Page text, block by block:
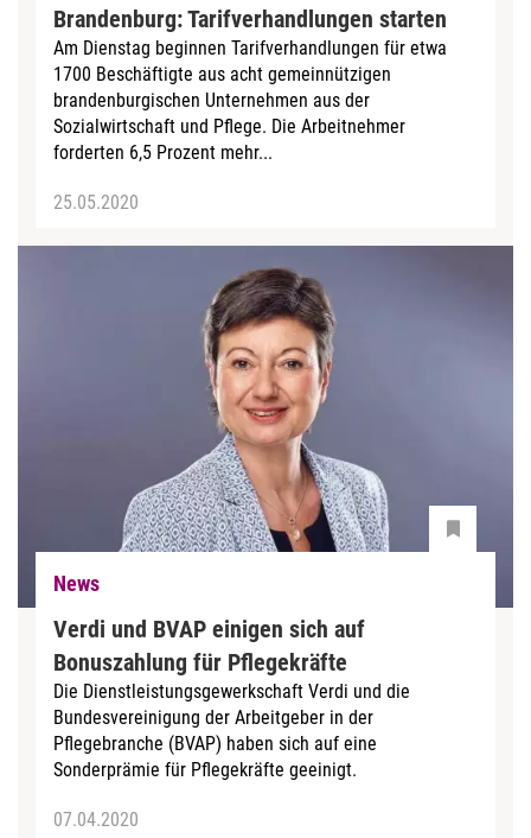
Brandenburg: Tarifverhandlungen starten
Am Dienstag beginnen Tarifverhandlungen für etwa
1700 Beschäftigte aus acht gemeinnützigen
brandenburgischen Unternehmen aus der
Sozialwirtschaft und Pflege. Die Arbeitnehmer
forderten 6,5 Prozent mehr...
25.05.2020
News
Verdi und BVAP einigen sich auf
Bonuszahlung für Pflegekräfte
Die Dienstleistungsgewerkschaft Verdi und die
Bundesvereinigung der Arbeitgeber in der
Pflegebranche (BVAP) haben sich auf eine
Sonderprämie für Pflegekräfte geeinigt.
07.04.2020